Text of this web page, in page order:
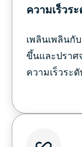
ความเร็วร
เพลินเพลินกั
ขึ้นและปรา
ความเร็วระดั